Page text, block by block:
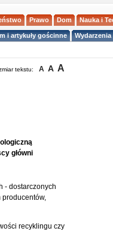
Prawo Dom Nauka i
i artykuły gościnne
tekstu: A A A
główni
- dostarczonych
recyklingu czy